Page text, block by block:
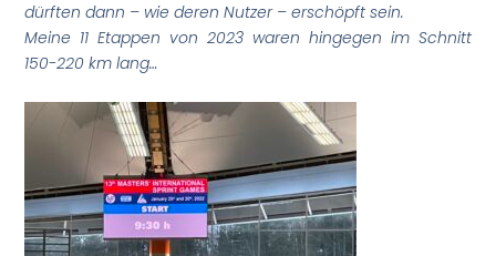
dürften dann – wie deren Nutzer – erschöpft sein.
Meine 11 Etappen von 2023 waren hingegen im Schnitt
150-220 km lang…